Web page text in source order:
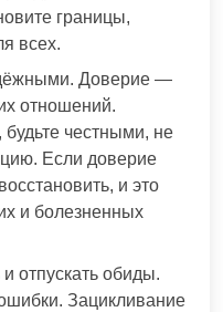
границы,
всех.
Доверие —
отношений.
честными, не
Если доверие
и это
и болезненных
отпускать обиды.
Зацикливание